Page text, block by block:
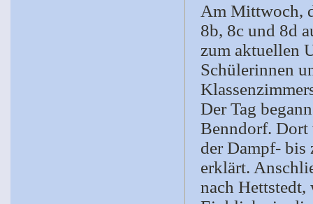
Am Mittwoch,
8b, 8c und 8d
zum aktuellen
Schülerinnen
Der Tag
Benndorf. Dort
der Dampf- bis
erklärt.
nach Hettstedt,